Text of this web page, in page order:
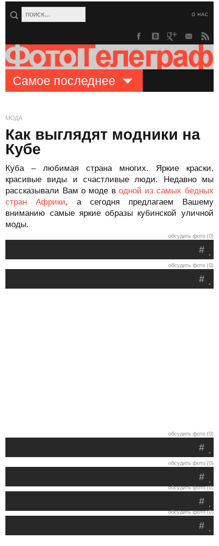
О НАС
Самое последнее
МОДА
Как выглядят модники на
Кубе
Куба – любимая страна многих. Яркие краски,
красивые виды и счастливые люди. Недавно мы
рассказывали Вам о моде в одной из самых бедных
стран Африки, а сегодня предлагаем Вашему
вниманию самые яркие образы кубинской уличной
моды.
обсудить фото (0)
.
#
обсудить фото (0)
.
#
обсудить фото (0)
.
#
обсудить фото (0)
.
#
обсудить фото (0)
.
#
обсудить фото (0)
.
#